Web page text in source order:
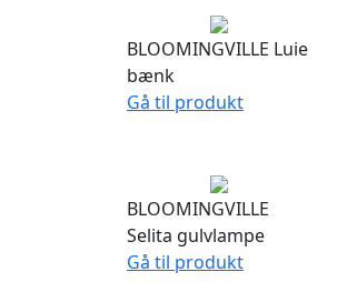
BLOOMINGVILLE Luie
bænk
Gå til produkt
BLOOMINGVILLE
Selita gulvlampe
Gå til produkt